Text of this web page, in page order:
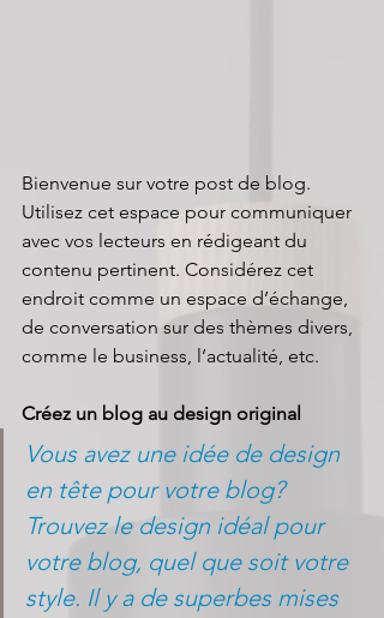
Bienvenue sur votre post de blog.
Utilisez cet espace pour communiquer
avec vos lecteurs en rédigeant du
contenu pertinent. Considérez cet
endroit comme un espace d’échange,
de conversation sur des thèmes divers,
comme le business, l’actualité, etc.
Créez un blog au design original
Vous avez une idée de design
en tête pour votre blog?
Trouvez le design idéal pour
votre blog, quel que soit votre
style. Il y a de superbes mises